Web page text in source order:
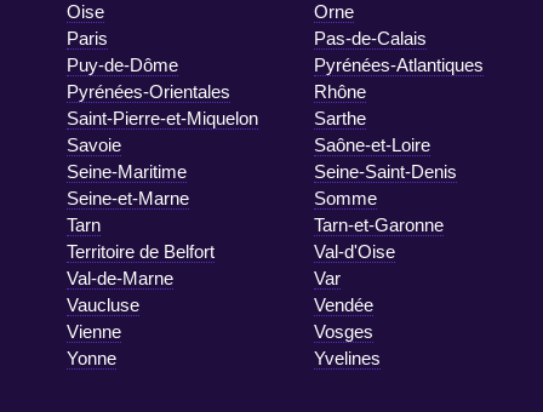
Oise
Orne
Paris
Pas-de-Calais
Puy-de-Dôme
Pyrénées-Atlantiques
Pyrénées-Orientales
Rhône
Saint-Pierre-et-Miquelon
Sarthe
Savoie
Saône-et-Loire
Seine-Maritime
Seine-Saint-Denis
Seine-et-Marne
Somme
Tarn
Tarn-et-Garonne
Territoire de Belfort
Val-d'Oise
Val-de-Marne
Var
Vaucluse
Vendée
Vienne
Vosges
Yonne
Yvelines